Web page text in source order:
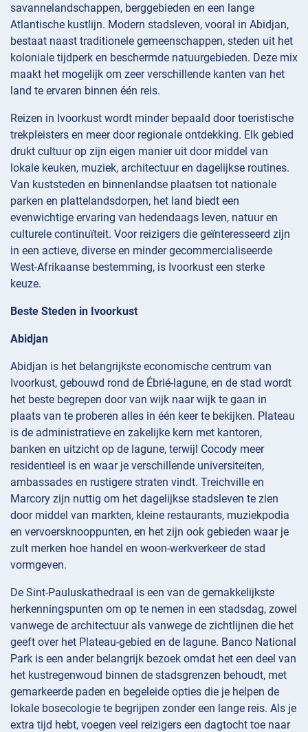
savannelandschappen, berggebieden en een lange
Atlantische kustlijn. Modern stadsleven, vooral in Abidjan,
bestaat naast traditionele gemeenschappen, steden uit het
koloniale tijdperk en beschermde natuurgebieden. Deze mix
maakt het mogelijk om zeer verschillende kanten van het
land te ervaren binnen één reis.
Reizen in Ivoorkust wordt minder bepaald door toeristische
trekpleisters en meer door regionale ontdekking. Elk gebied
drukt cultuur op zijn eigen manier uit door middel van
lokale keuken, muziek, architectuur en dagelijkse routines.
Van kuststeden en binnenlandse plaatsen tot nationale
parken en plattelandsdorpen, het land biedt een
evenwichtige ervaring van hedendaags leven, natuur en
culturele continuïteit. Voor reizigers die geïnteresseerd zijn
in een actieve, diverse en minder gecommercialiseerde
West-Afrikaanse bestemming, is Ivoorkust een sterke
keuze.
Beste Steden in Ivoorkust
Abidjan
Abidjan is het belangrijkste economische centrum van
Ivoorkust, gebouwd rond de Ébrié-lagune, en de stad wordt
het beste begrepen door van wijk naar wijk te gaan in
plaats van te proberen alles in één keer te bekijken. Plateau
is de administratieve en zakelijke kern met kantoren,
banken en uitzicht op de lagune, terwijl Cocody meer
residentieel is en waar je verschillende universiteiten,
ambassades en rustigere straten vindt. Treichville en
Marcory zijn nuttig om het dagelijkse stadsleven te zien
door middel van markten, kleine restaurants, muziekpodia
en vervoersknooppunten, en het zijn ook gebieden waar je
zult merken hoe handel en woon-werkverkeer de stad
vormgeven.
De Sint-Pauluskathedraal is een van de gemakkelijkste
herkenningspunten om op te nemen in een stadsdag, zowel
vanwege de architectuur als vanwege de zichtlijnen die het
geeft over het Plateau-gebied en de lagune. Banco National
Park is een ander belangrijk bezoek omdat het een deel van
het kustregenwoud binnen de stadsgrenzen behoudt, met
gemarkeerde paden en begeleide opties die je helpen de
lokale bosecologie te begrijpen zonder een lange reis. Als je
extra tijd hebt, voegen veel reizigers een dagtocht toe naar